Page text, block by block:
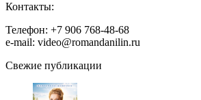
Контакты:
Телефон: +7 906 768-48-68
e-mail: video@romandanilin.ru
Свежие публикации